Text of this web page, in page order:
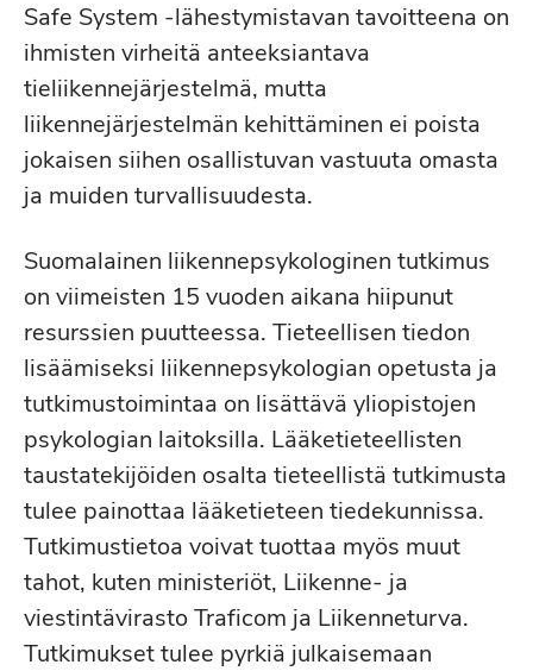
Safe System -lähestymistavan tavoitteena on
ihmisten virheitä anteeksiantava
tieliikennejärjestelmä, mutta
liikennejärjestelmän kehittäminen ei poista
jokaisen siihen osallistuvan vastuuta omasta
ja muiden turvallisuudesta.
Suomalainen liikennepsykologinen tutkimus
on viimeisten 15 vuoden aikana hiipunut
resurssien puutteessa. Tieteellisen tiedon
lisäämiseksi liikennepsykologian opetusta ja
tutkimustoimintaa on lisättävä yliopistojen
psykologian laitoksilla. Lääketieteellisten
taustatekijöiden osalta tieteellistä tutkimusta
tulee painottaa lääketieteen tiedekunnissa.
Tutkimustietoa voivat tuottaa myös muut
tahot, kuten ministeriöt, Liikenne- ja
viestintävirasto Traficom ja Liikenneturva.
Tutkimukset tulee pyrkiä julkaisemaan